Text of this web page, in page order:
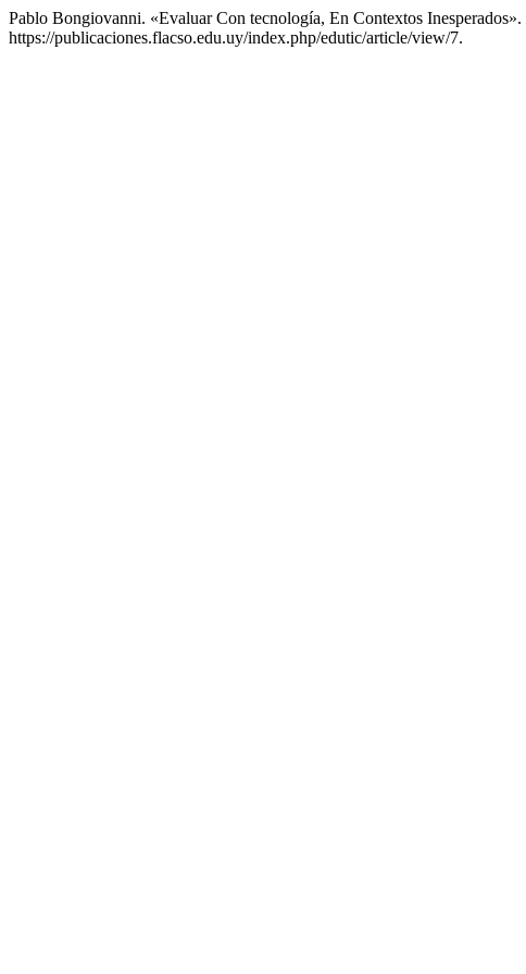
Pablo Bongiovanni. «Evaluar Con tecnología, En Contextos Inesperados».
https://publicaciones.flacso.edu.uy/index.php/edutic/article/view/7.